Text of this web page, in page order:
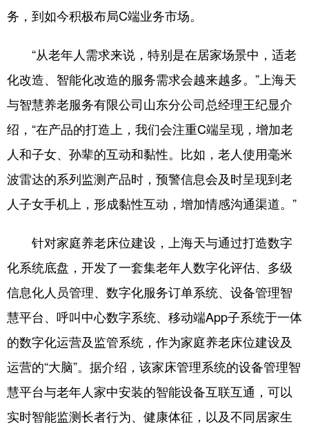
务，到如今积极布局C端业务市场。
“从老年人需求来说，特别是在居家场景中，适老
化改造、智能化改造的服务需求会越来越多。”上海天
与智慧养老服务有限公司山东分公司总经理王纪显介
绍，“在产品的打造上，我们会注重C端呈现，增加老
人和子女、孙辈的互动和黏性。比如，老人使用毫米
波雷达的系列监测产品时，预警信息会及时呈现到老
人子女手机上，形成黏性互动，增加情感沟通渠道。”
针对家庭养老床位建设，上海天与通过打造数字
化系统底盘，开发了一套集老年人数字化评估、多级
信息化人员管理、数字化服务订单系统、设备管理智
慧平台、呼叫中心数字系统、移动端App子系统于一体
的数字化运营及监管系统，作为家庭养老床位建设及
运营的“大脑”。据介绍，该家床管理系统的设备管理智
慧平台与老年人家中安装的智能设备互联互通，可以
实时智能监测长者行为、健康体征，以及不同居家生